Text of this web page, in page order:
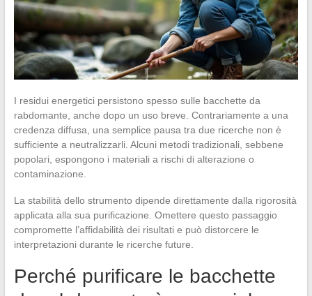
I residui energetici persistono spesso sulle bacchette da
rabdomante, anche dopo un uso breve. Contrariamente a una
credenza diffusa, una semplice pausa tra due ricerche non è
sufficiente a neutralizzarli. Alcuni metodi tradizionali, sebbene
popolari, espongono i materiali a rischi di alterazione o
contaminazione.
La stabilità dello strumento dipende direttamente dalla rigorosità
applicata alla sua purificazione. Omettere questo passaggio
compromette l’affidabilità dei risultati e può distorcere le
interpretazioni durante le ricerche future.
Perché purificare le bacchette